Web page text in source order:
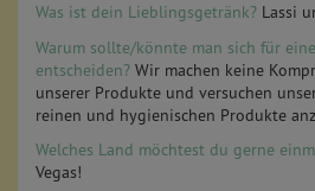
Was ist dein Lieblingsgetränk? Lassi
Warum sollte/könnte man sich für
entscheiden? Wir machen keine
unserer Produkte und versuchen
reinen und hygienischen Produkte
Welches Land möchtest du gerne
Vegas!